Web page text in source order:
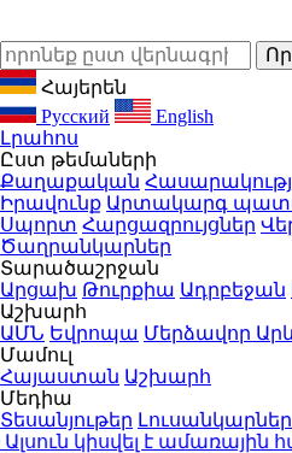
Հայերեն
Русский
English
Լրահոս
Ըստ թեմաների
Քաղաքական
Իրավունք Արտակարգ
Սպորտ Հարցազրույցներ
Ծաղրանկարներ
Տարածաշրջան
Արցախ Թուրքիա Ադրբեջան
Աշխարհ
ԱՄՆ Եվրոպա Մերձավոր
Մամուլ
Հայաստան Աշխարհ
Մեդիա
Տեսանյութեր Լուսանկարներ
կիսվել է ամառային